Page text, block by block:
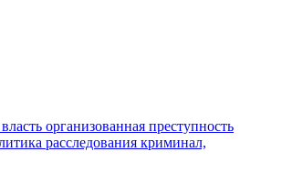
власть организованная преступность
расследования криминал,